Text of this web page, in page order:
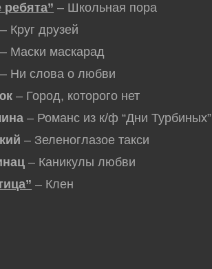
– Школьная пора
– Круг друзей
– Маски маскарад
– Ни слова о любви
– Город, которого нет
– Романс из к/ф “Дни Турбиных”
– Зеленоглазое такси
– Каникулы любви
– Клен